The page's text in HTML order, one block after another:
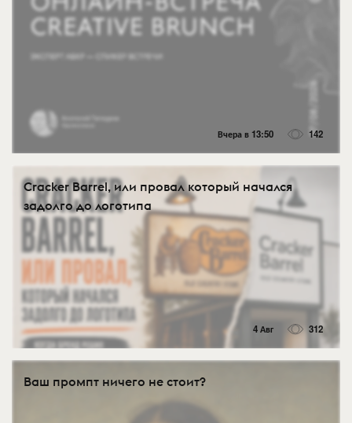
Вчера в 13:50 142
Cracker Barrel, или провал который начался
задолго до логотипа
4 Авг 312
Ваш промпт ничего не стоит?